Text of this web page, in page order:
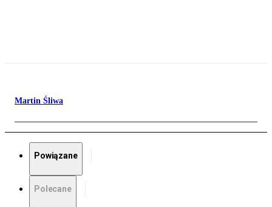
Martin Śliwa
Powiązane
Polecane